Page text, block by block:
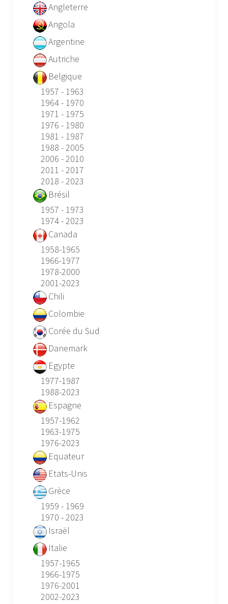
Angleterre
Angola
Argentine
Autriche
Belgique
1957 - 1963
1964 - 1970
1971 - 1975
1976 - 1980
1981 - 1987
1988 - 2005
2006 - 2010
2011 - 2017
2018 - 2023
Brésil
1957 - 1973
1974 - 2023
Canada
1958-1965
1966-1977
1978-2000
2001-2023
Chili
Colombie
Corée du Sud
Danemark
Egypte
1977-1987
1988-2023
Espagne
1957-1962
1963-1975
1976-2023
Equateur
Etats-Unis
Grèce
1959 - 1969
1970 - 2023
Israël
Italie
1957-1965
1966-1975
1976-2001
2002-2023